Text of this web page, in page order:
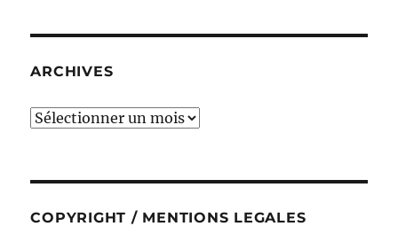
ARCHIVES
ARCHIVES
COPYRIGHT / MENTIONS LEGALES